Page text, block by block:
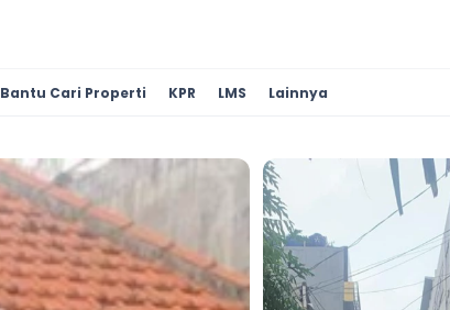
Bantu Cari Properti KPR LMS Lainnya